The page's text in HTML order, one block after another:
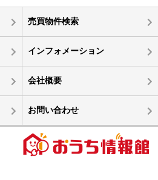
売買物件検索
インフォメーション
会社概要
お問い合わせ